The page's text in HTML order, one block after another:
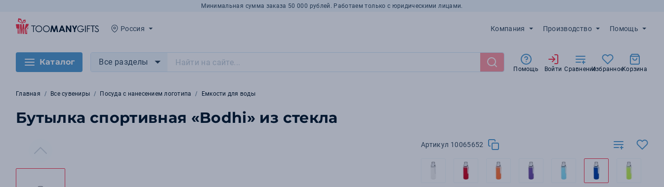
Минимальная сумма заказа 50 000 рублей. Работаем только с юридическими лицами.
Россия Компания Производство Помощь
Каталог Все разделы
Помощь Войти СравнениеИзбранноеКорзина
Главная Все сувениры Посуда с нанесением логотипа Емкости для воды
Бутылка спортивная «Bodhi» из стекла
Артикул 10065652